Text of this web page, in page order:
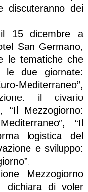
discuteranno dei
15 dicembre a
San Germano,
le tematiche che
le due giornate:
Mediterraneo”,
il divario
“Il Mezzogiorno:
“Il
logistica del
e sviluppo:
Mezzogiorno
dichiara di voler